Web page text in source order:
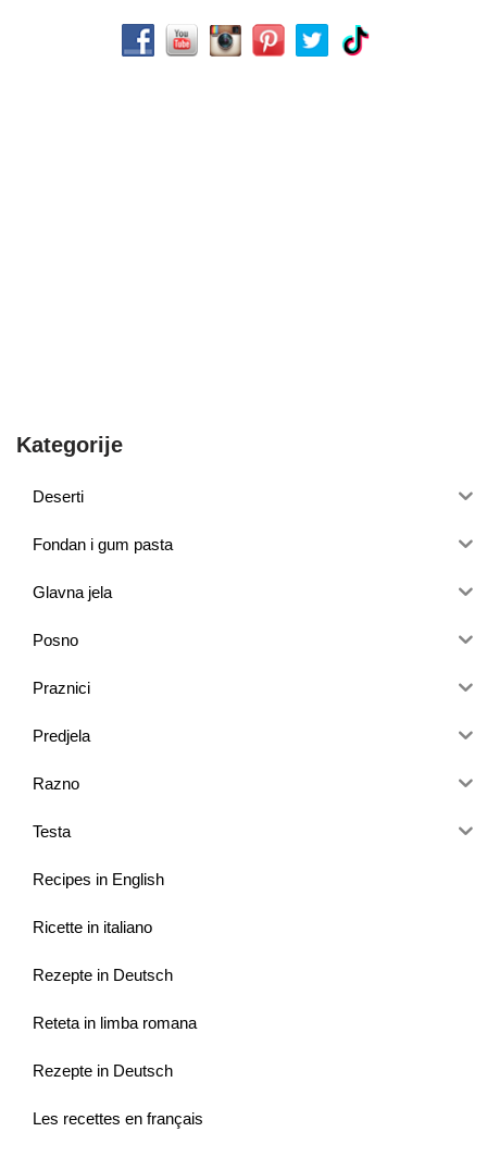
Kategorije
Deserti
Fondan i gum pasta
Glavna jela
Posno
Praznici
Predjela
Razno
Testa
Recipes in English
Ricette in italiano
Rezepte in Deutsch
Reteta in limba romana
Rezepte in Deutsch
Les recettes en français